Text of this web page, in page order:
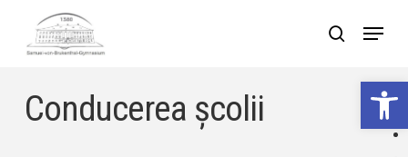
Deschide
content
search
Menu
Conducerea școlii
Menu